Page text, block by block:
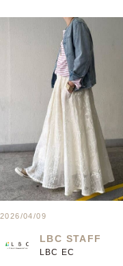
2026/04/09
LBC STAFF
LBC EC